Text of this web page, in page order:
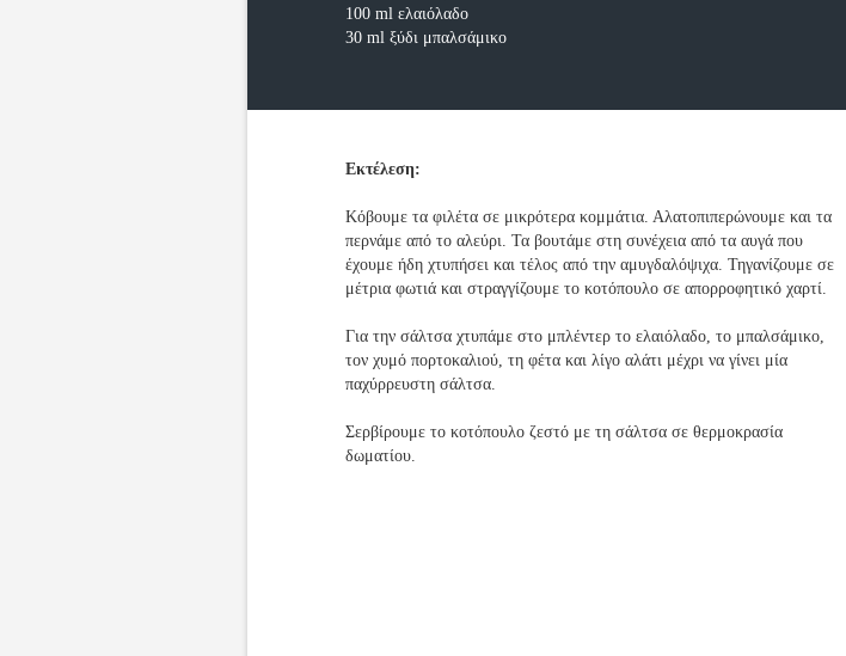
100 ml ελαιόλαδο
30 ml ξύδι μπαλσάμικο
Εκτέλεση:
Κόβουμε τα φιλέτα σε μικρότερα κομμάτια. Αλατοπιπερώνουμε και τα
περνάμε από το αλεύρι. Τα βουτάμε στη συνέχεια από τα αυγά που
έχουμε ήδη χτυπήσει και τέλος από την αμυγδαλόψιχα. Τηγανίζουμε σε
μέτρια φωτιά και στραγγίζουμε το κοτόπουλο σε απορροφητικό χαρτί.
Για την σάλτσα χτυπάμε στο μπλέντερ το ελαιόλαδο, το μπαλσάμικο,
τον χυμό πορτοκαλιού, τη φέτα και λίγο αλάτι μέχρι να γίνει μία
παχύρρευστη σάλτσα.
Σερβίρουμε το κοτόπουλο ζεστό με τη σάλτσα σε θερμοκρασία
δωματίου.